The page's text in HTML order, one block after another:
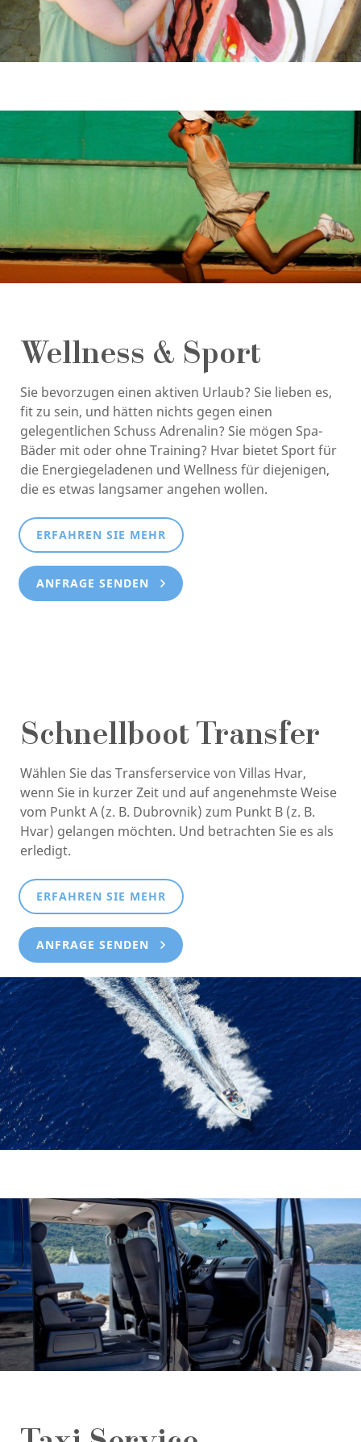
Wellness & Sport
Sie bevorzugen einen aktiven Urlaub? Sie lieben es,
fit zu sein, und hätten nichts gegen einen
gelegentlichen Schuss Adrenalin? Sie mögen Spa-
Bäder mit oder ohne Training? Hvar bietet Sport für
die Energiegeladenen und Wellness für diejenigen,
die es etwas langsamer angehen wollen.
ERFAHREN SIE MEHR
ANFRAGE SENDEN
Schnellboot Transfer
Wählen Sie das Transferservice von Villas Hvar,
wenn Sie in kurzer Zeit und auf angenehmste Weise
vom Punkt A (z. B. Dubrovnik) zum Punkt B (z. B.
Hvar) gelangen möchten. Und betrachten Sie es als
erledigt.
ERFAHREN SIE MEHR
ANFRAGE SENDEN